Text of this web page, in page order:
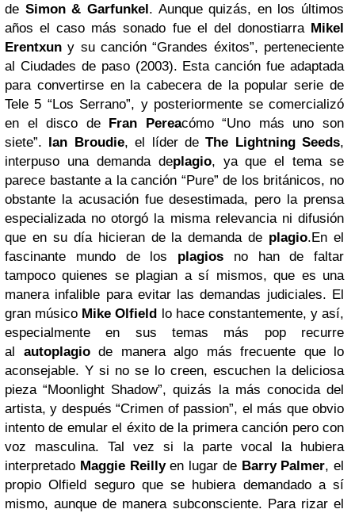
de Simon & Garfunkel. Aunque quizás, en los últimos
años el caso más sonado fue el del donostiarraMikel
Erentxun y su canción “Grandes éxitos”, perteneciente
al Ciudades de paso(2003). Esta canción fue adaptada
para convertirse en la cabecera de la popular serie de
Tele 5 “Los Serrano”, y posteriormente se comercializó
en el disco de Fran Pereacómo “Uno más uno son
siete”. Ian Broudie, el líder deThe Lightning Seeds,
interpuso una demanda deplagio, ya que el tema se
parece bastante a la canción “Pure” de los británicos, no
obstante la acusación fue desestimada, pero la prensa
especializada no otorgó la misma relevancia ni difusión
que en su día hicieran de la demanda de plagio.En el
fascinante mundo de los plagios no han de faltar
tampoco quienes se plagian a sí mismos, que es una
manera infalible para evitar las demandas judiciales. El
gran músico Mike Olfield lo hace constantemente, y así,
especialmente en sus temas más pop recurre
al autoplagiode manera algo más frecuente que lo
aconsejable. Y si no se lo creen, escuchen la deliciosa
pieza “Moonlight Shadow”, quizás la más conocida del
artista, y después “Crimen of passion”, el más que obvio
intento de emular el éxito de la primera canción pero con
voz masculina. Tal vez si la parte vocal la hubiera
interpretado Maggie Reillyen lugar de Barry Palmer, el
propio Olfield seguro que se hubiera demandado a sí
mismo, aunque de manera subconsciente. Para rizar el